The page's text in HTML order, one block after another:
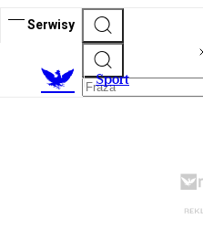
Serwisy
Sport